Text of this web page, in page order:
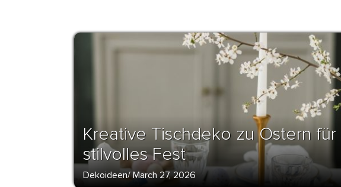
Kreative Tischdeko zu Ostern für
stilvolles Fest
Dekoideen/March 27, 2026